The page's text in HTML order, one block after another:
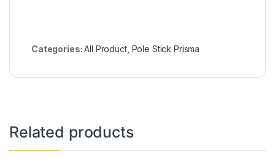
Categories:All Product, Pole Stick Prisma
Related products